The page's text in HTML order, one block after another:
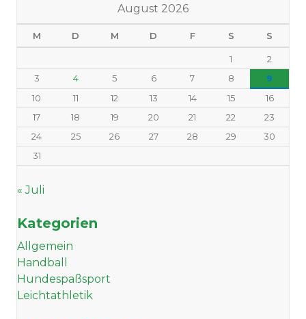
August 2026
M D M D F S S
1
2
3
4 5 6 7 8
9
10
11 12 13 14 15
16
17
18 19 20 21 22
23
24
25 26 27 28 29
30
31
« Juli
Kategorien
Allgemein
Handball
Hundespaßsport
Leichtathletik